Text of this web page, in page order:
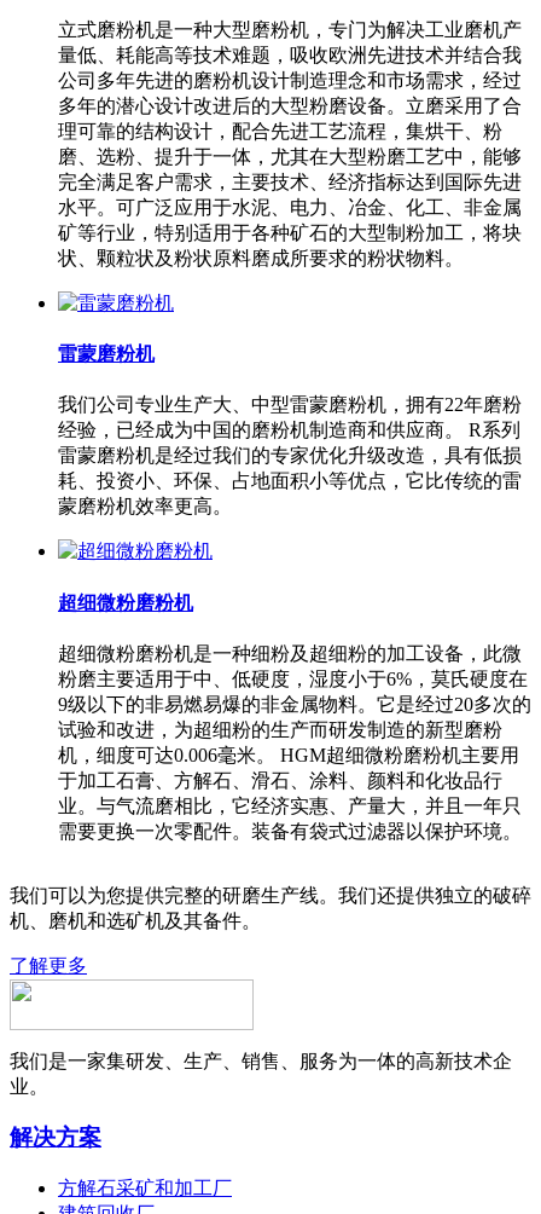
立式磨粉机是一种大型磨粉机，专门为解决工业磨机产
量低、耗能高等技术难题，吸收欧洲先进技术并结合我
公司多年先进的磨粉机设计制造理念和市场需求，经过
多年的潜心设计改进后的大型粉磨设备。立磨采用了合
理可靠的结构设计，配合先进工艺流程，集烘干、粉
磨、选粉、提升于一体，尤其在大型粉磨工艺中，能够
完全满足客户需求，主要技术、经济指标达到国际先进
水平。可广泛应用于水泥、电力、冶金、化工、非金属
矿等行业，特别适用于各种矿石的大型制粉加工，将块
状、颗粒状及粉状原料磨成所要求的粉状物料。
雷蒙磨粉机
我们公司专业生产大、中型雷蒙磨粉机，拥有22年磨粉
经验，已经成为中国的磨粉机制造商和供应商。 R系列
雷蒙磨粉机是经过我们的专家优化升级改造，具有低损
耗、投资小、环保、占地面积小等优点，它比传统的雷
蒙磨粉机效率更高。
超细微粉磨粉机
超细微粉磨粉机是一种细粉及超细粉的加工设备，此微
粉磨主要适用于中、低硬度，湿度小于6%，莫氏硬度在
9级以下的非易燃易爆的非金属物料。它是经过20多次的
试验和改进，为超细粉的生产而研发制造的新型磨粉
机，细度可达0.006毫米。 HGM超细微粉磨粉机主要用
于加工石膏、方解石、滑石、涂料、颜料和化妆品行
业。与气流磨相比，它经济实惠、产量大，并且一年只
需要更换一次零配件。装备有袋式过滤器以保护环境。
我们可以为您提供完整的研磨生产线。我们还提供独立的破碎
机、磨机和选矿机及其备件。
了解更多
我们是一家集研发、生产、销售、服务为一体的高新技术企
业。
解决方案
方解石采矿和加工厂